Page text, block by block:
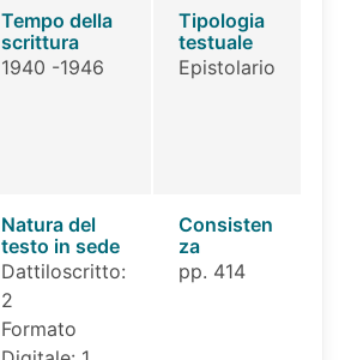
Tempo della
scrittura
1940 -1946
Tipologia
testuale
Epistolario
Natura del
testo in sede
Dattiloscritto:
2
Formato
Consisten
za
pp. 414